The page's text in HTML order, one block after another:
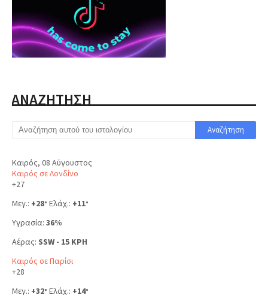
ΑΝΑΖΗΤΗΣΗ
Καιρός, 08 Αύγουστος
Καιρός σε Λονδίνο
+27
Μεγ.: +28° Ελάχ.: +11°
Υγρασία: 36%
Αέρας: SSW - 15 KPH
Καιρός σε Παρίσι
+28
Μεγ.: +32° Ελάχ.: +14°